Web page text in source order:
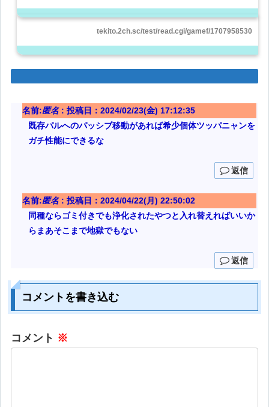
tekito.2ch.sc/test/read.cgi/gamef/1707958530
名前:匿名: 投稿日：2024/02/23(金) 17:12:35
既存パルへのパッシブ移動があれば希少個体ツッパニャンを
ガチ性能にできるな
返信
名前:匿名: 投稿日：2024/04/22(月) 22:50:02
同種ならゴミ付きでも浄化されたやつと入れ替えればいいか
らまあそこまで地獄でもない
返信
コメントを書き込む
コメント ※